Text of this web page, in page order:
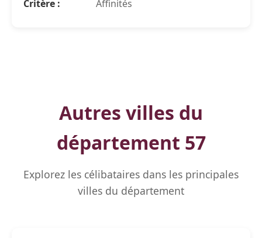
Critère :
Affinités
Autres villes du
département 57
Explorez les célibataires dans les principales
villes du département